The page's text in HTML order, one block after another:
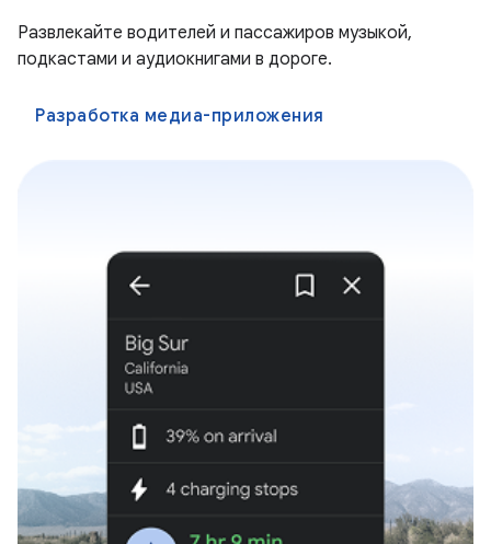
Развлекайте водителей и пассажиров музыкой,
подкастами и аудиокнигами в дороге.
Разработка медиа-приложения